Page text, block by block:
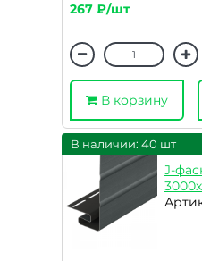
267 ₽/шт
В корзину
В наличии: 40 шт
J-